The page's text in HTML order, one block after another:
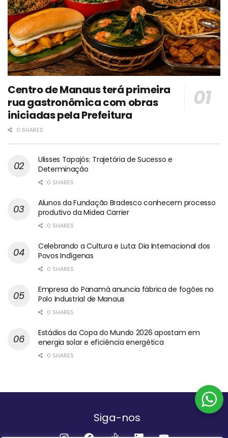
Centro de Manaus terá primeira
rua gastronômica com obras
iniciadas pela Prefeitura
0 SHARES
Ulisses Tapajós: Trajetória de Sucesso e
Determinação
0 SHARES
Alunos da Fundação Bradesco conhecem processo
produtivo da Midea Carrier
0 SHARES
Celebrando a Cultura e Luta: Dia Internacional dos
Povos Indígenas
0 SHARES
Empresa do Panamá anuncia fábrica de fogões no
Polo Industrial de Manaus
0 SHARES
Estádios da Copa do Mundo 2026 apostam em
energia solar e eficiência energética
0 SHARES
Siga-nos